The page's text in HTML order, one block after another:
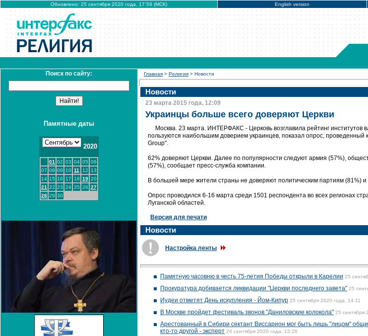
Обновлено: 25 сентября 2020 года, 17:59 (МСК) English version
Поиск по сайту:
Памятные даты
2020
01 02 03 04 05 06
07 08 09 10 11 12
13
14 15 16 17 18 19 20
21 22 23 24 25 26 27
28 29 30
Главная > Религия > Новости
Новости
23 марта 2015 года, 12:09
Украинцы больше всего доверяют Церкви
Москва. 23 марта. ИНТЕРФАКС - Церковь возглавила рейтинг институтов
пользуются наибольшим доверием украинцев, показал опрос, проведенный
Group".
62% доверяют Церкви. Далее по популярности следуют армия (57%),
(57%), сообщает пресс-служба компании.
В большей мере жители страны не доверяют политическим партиям (81%)
Опрос проводился 6-16 марта среди 1501 респондента во всех регионах
Луганской областей.
Версия для печати
Новости
Настройка ленты
Памятную часовню в честь 75-летия Победы открыли в Карелии 25
Прокуратура добивается ликвидации "Церкви последнего завета" 25
Иудеи отметят День искупления - Йом-Кипур 25 сентября 2020 года, 14:11
В Москве пройдет фестиваль звонов "Даниловские колокола" 25 сентября
Арестованный в Сибири сектант Виссарион мог быть лишь "лицом"
кто-то другой - эксперт 24 сентября 2020 года, 15:26